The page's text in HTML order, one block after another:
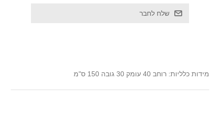
מידות כלליות: רוחב 40 עומק 30 גובה 150 ס"מ